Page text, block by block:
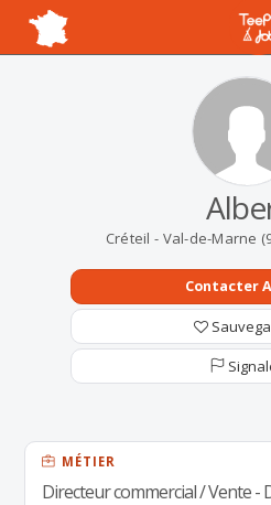
Créteil - Val-de-Marne
Contacter
MÉTIER
Directeur commercial / Vente -